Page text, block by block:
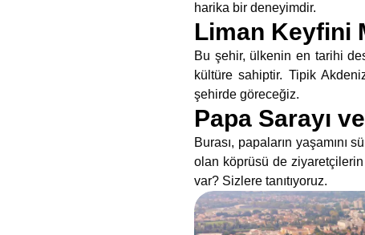
harika bir deneyimdir.
Liman Keyfini
Bu şehir, ülkenin en tarihi
kültüre sahiptir. Tipik
şehirde göreceğiz.
Papa Sarayı
Burası, papaların yaşamını
olan köprüsü de ziyaretçilerin
var? Sizlere tanıtıyoruz.